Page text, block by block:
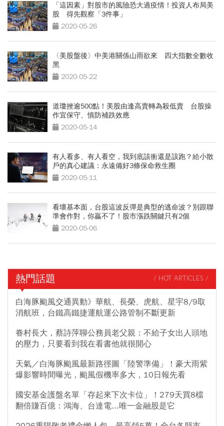
「這因素」對股市的風險恐大過疫情！投資人布局美
股 得先觀察「3件事」
2020-05-26
〈美股盤後〉中美港關係山雨欲來 四大指數全數收
黑
2020-05-22
道瓊挫逾500點！美股由逢高賣轉為殺低賣 台股操
作宜保守、慎防補跌效應
2020-05-14
有人看多、有人看空，我到底該衝還是該跑？給小散
戶的真心建議：永遠備好3條保命救生圈
2020-05-11
看壞基本面，台股這波反彈是典型的逃命波？別跟聯
準會作對，你贏不了！股市漲跌關鍵只有2個
2020-05-06
熱門話題 / HOT ARTICLES /
白海豚颱風交通異動》華航、長榮、虎航、星宇8/9取
消航班，台鐵高鐵捷運航運公路管制不斷更新
眷村長大，蔡詩萍聊公務員老父親：不給子女出人頭地
的壓力，只要看到我在看書他就很開心
天氣／白海豚颱風最新路徑圖「陸警準備」！豪大雨紫
爆影響時間曝光，颱風假機率多大，10日報先看
國安基金護盤名單「存起來下次卡位」！279天買8檔
翻倍賺百億：鴻海、台達電...唯一金融股是它